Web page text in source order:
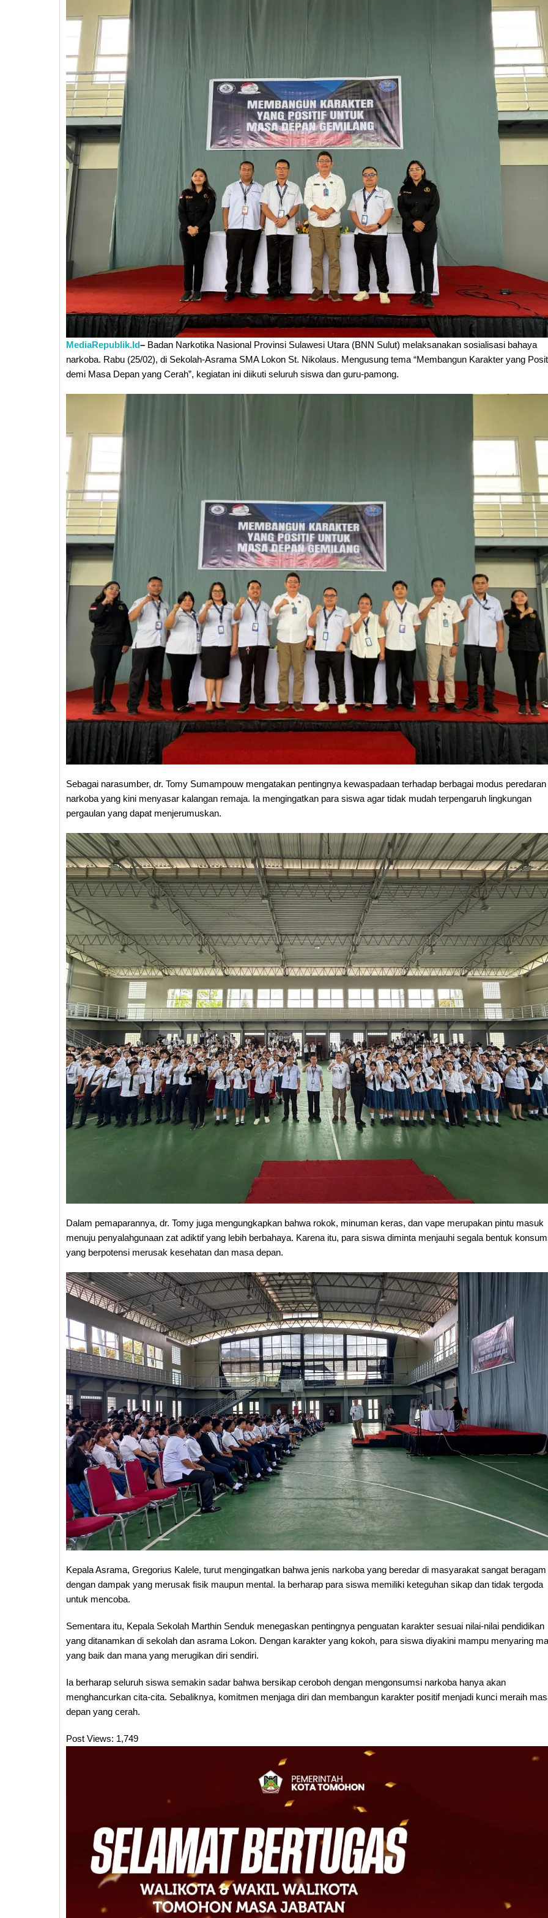
MediaRepublik.Id– Badan Narkotika Nasional Provinsi Sulawesi Utara (BNN Sulut) melaksanakan sosialisasi bahaya
narkoba. Rabu (25/02), di Sekolah-Asrama SMA Lokon St. Nikolaus. Mengusung tema “Membangun Karakter yang
demi Masa Depan yang Cerah”, kegiatan ini diikuti seluruh siswa dan guru-pamong.
Sebagai narasumber, dr. Tomy Sumampouw mengatakan pentingnya kewaspadaan terhadap berbagai modus peredaran
narkoba yang kini menyasar kalangan remaja. Ia mengingatkan para siswa agar tidak mudah terpengaruh lingkungan
pergaulan yang dapat menjerumuskan.
Dalam pemaparannya, dr. Tomy juga mengungkapkan bahwa rokok, minuman keras, dan vape merupakan pintu masuk
menuju penyalahgunaan zat adiktif yang lebih berbahaya. Karena itu, para siswa diminta menjauhi segala bentuk
yang berpotensi merusak kesehatan dan masa depan.
Kepala Asrama, Gregorius Kalele, turut mengingatkan bahwa jenis narkoba yang beredar di masyarakat sangat beragam
dengan dampak yang merusak fisik maupun mental. Ia berharap para siswa memiliki keteguhan sikap dan tidak tergoda
untuk mencoba.
Sementara itu, Kepala Sekolah Marthin Senduk menegaskan pentingnya penguatan karakter sesuai nilai-nilai pendidikan
yang ditanamkan di sekolah dan asrama Lokon. Dengan karakter yang kokoh, para siswa diyakini mampu menyaring
yang baik dan mana yang merugikan diri sendiri.
Ia berharap seluruh siswa semakin sadar bahwa bersikap ceroboh dengan mengonsumsi narkoba hanya akan
menghancurkan cita-cita. Sebaliknya, komitmen menjaga diri dan membangun karakter positif menjadi kunci meraih
depan yang cerah.
Post Views: 1,749